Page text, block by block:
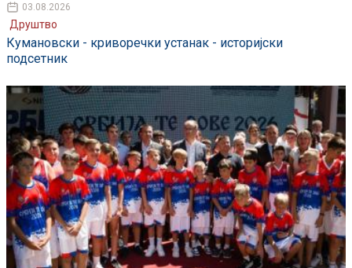
03.08.2026
Друштво
Кумановски - криворечки устанак - историјски
подсетник